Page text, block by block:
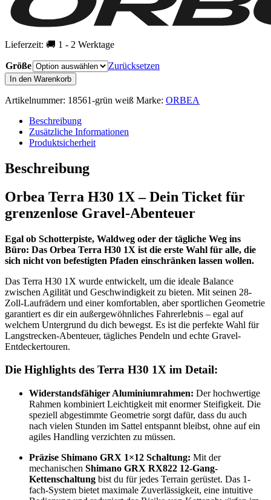
Lieferzeit: 🚚 1 - 2 Werktage
Größe
Zurücksetzen
ORBEA
TERRA
H30
Gravelbike
Menge
In den Warenkorb
Artikelnummer: 18561-grün weiß Marke: ORBEA
Beschreibung
Zusätzliche Informationen
Produktsicherheit
Beschreibung
Orbea Terra H30 1X – Dein Ticket für
grenzenlose Gravel-Abenteuer
Egal ob Schotterpiste, Waldweg oder der tägliche Weg ins
Büro: Das Orbea Terra H30 1X ist die erste Wahl für alle, die
sich nicht von befestigten Pfaden einschränken lassen wollen.
Das Terra H30 1X wurde entwickelt, um die ideale Balance
zwischen Agilität und Geschwindigkeit zu bieten. Mit seinen 28-
Zoll-Laufrädern und einer komfortablen, aber sportlichen Geometrie
garantiert es dir ein außergewöhnliches Fahrerlebnis – egal auf
welchem Untergrund du dich bewegst. Es ist die perfekte Wahl für
Langstrecken-Abenteuer, tägliches Pendeln und echte Gravel-
Entdeckertouren.
Die Highlights des Terra H30 1X im Detail:
Widerstandsfähiger Aluminiumrahmen: Der hochwertige
Rahmen kombiniert Leichtigkeit mit enormer Steifigkeit. Die
speziell abgestimmte Geometrie sorgt dafür, dass du auch
nach vielen Stunden im Sattel entspannt bleibst, ohne auf ein
agiles Handling verzichten zu müssen.
Präzise Shimano GRX 1×12 Schaltung: Mit der
mechanischen Shimano GRX RX822 12-Gang-
Kettenschaltung bist du für jedes Terrain gerüstet. Das 1-
fach-System bietet maximale Zuverlässigkeit, eine intuitive